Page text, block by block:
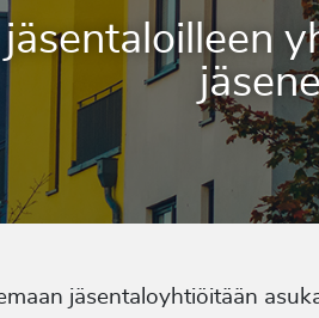
jäsentaloyhtiöitään